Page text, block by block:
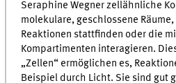
Seraphine Wegner zellähnliche
molekulare, geschlossene
Reaktionen stattfinden oder die
Kompartimenten interagieren.
„Zellen“ ermöglichen es,
Beispiel durch Licht. Sie sind gut